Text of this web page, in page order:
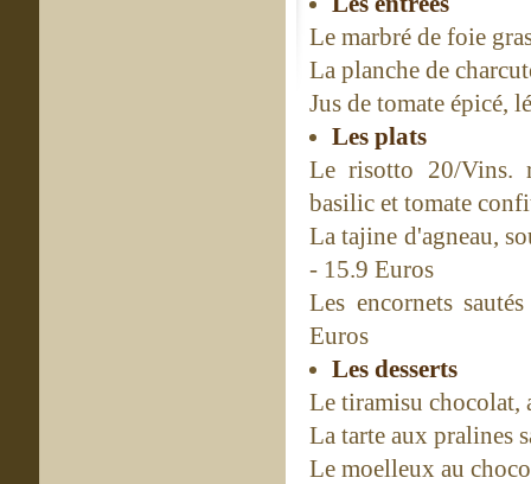
Le marbré de foie
La planche de
Jus de tomate épicé,
Les plats
Le risotto 20/Vins.
basilic et tomate
La tajine d'agneau,
- 15.9 Euros
Les encornets
Euros
Les desserts
Le tiramisu chocolat,
La tarte aux pralines
Le moelleux au